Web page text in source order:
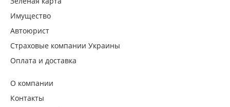
Имущество
Автоюрист
Страховые компании Украины
Оплата и доставка
О компании
Контакты